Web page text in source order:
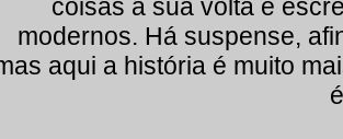
coisas a sua volta e
modernos. Há suspense,
aqui a história é muito